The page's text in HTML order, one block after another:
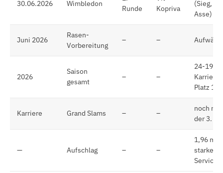
30.06.2026 Wimbledon
Runde
Kopriva
(Sieg, 18
Asse)
Juni 2026
Rasen-
Vorbereitung
– –
2026
Saison
gesamt
– –
24-19,
Platz 100
Karriere Grand Slams – –
noch nie
der 3.
— Aufschlag – –
1,96 m,
starkes
Service